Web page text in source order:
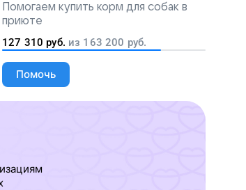
Помогаем купить корм для собак в
приюте
127 310 руб. из 163 200 руб.
Помочь